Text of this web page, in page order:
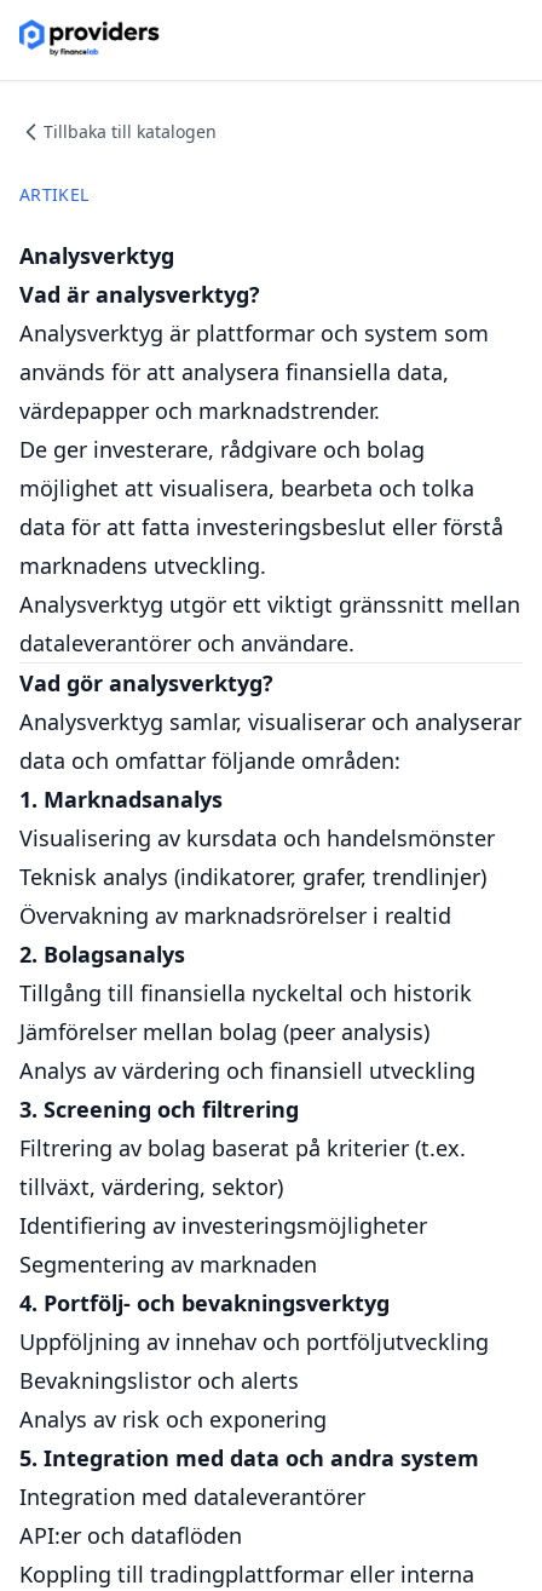
Tillbaka till katalogen
ARTIKEL
Analysverktyg
Vad är analysverktyg?
Analysverktyg är plattformar och system som
används för att analysera finansiella data,
värdepapper och marknadstrender.
De ger investerare, rådgivare och bolag
möjlighet att visualisera, bearbeta och tolka
data för att fatta investeringsbeslut eller förstå
marknadens utveckling.
Analysverktyg utgör ett viktigt gränssnitt mellan
dataleverantörer och användare.
Vad gör analysverktyg?
Analysverktyg samlar, visualiserar och analyserar
data och omfattar följande områden:
1. Marknadsanalys
Visualisering av kursdata och handelsmönster
Teknisk analys (indikatorer, grafer, trendlinjer)
Övervakning av marknadsrörelser i realtid
2. Bolagsanalys
Tillgång till finansiella nyckeltal och historik
Jämförelser mellan bolag (peer analysis)
Analys av värdering och finansiell utveckling
3. Screening och filtrering
Filtrering av bolag baserat på kriterier (t.ex.
tillväxt, värdering, sektor)
Identifiering av investeringsmöjligheter
Segmentering av marknaden
4. Portfölj- och bevakningsverktyg
Uppföljning av innehav och portföljutveckling
Bevakningslistor och alerts
Analys av risk och exponering
5. Integration med data och andra system
Integration med dataleverantörer
API:er och dataflöden
Koppling till tradingplattformar eller interna